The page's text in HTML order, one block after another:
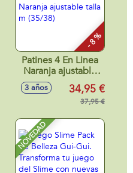
- 8 %
Patines 4 En Linea
Naranja ajustable
talla m (35/38)
3 años 34,95 €
37,95 €
NOVEDAD